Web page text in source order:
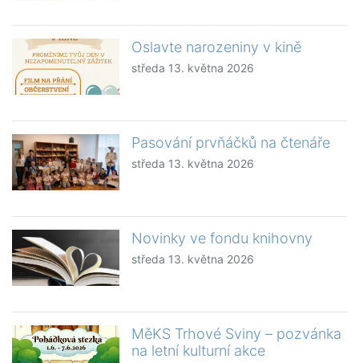
Oslavte narozeniny v kině
středa 13. května 2026
Pasování prvňáčků na čtenáře
středa 13. května 2026
Novinky ve fondu knihovny
středa 13. května 2026
MěKS Trhové Sviny – pozvánka
na letní kulturní akce